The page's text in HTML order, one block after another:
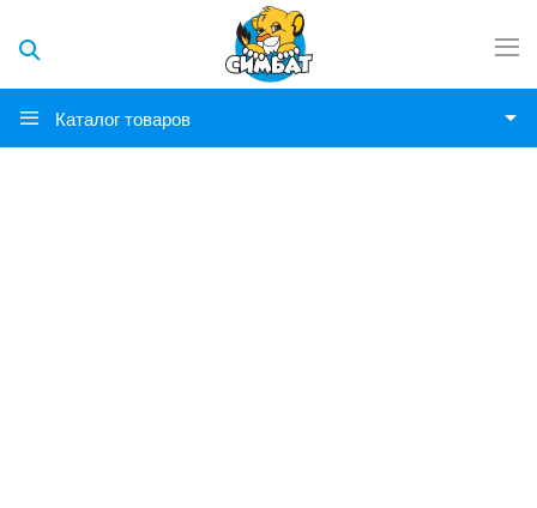
Каталог товаров